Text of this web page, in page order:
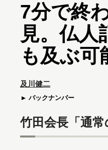
7分で終
見。仏人
も及ぶ可
及川健二
バックナンバー
竹田会長「通